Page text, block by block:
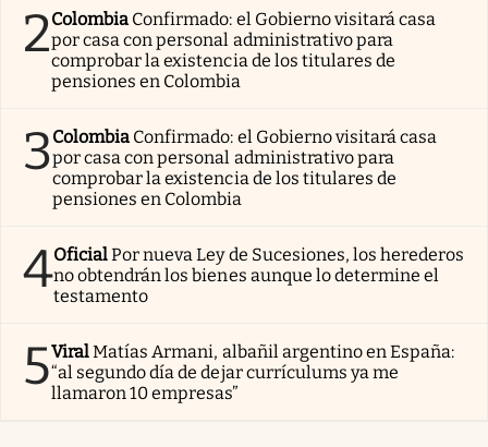
2Colombia Confirmado: el Gobierno visitará casa
por casa con personal administrativo para
comprobar la existencia de los titulares de
pensiones en Colombia
3Colombia Confirmado: el Gobierno visitará casa
por casa con personal administrativo para
comprobar la existencia de los titulares de
pensiones en Colombia
4OficialPor nueva Ley de Sucesiones, los herederos
no obtendrán los bienes aunque lo determine el
testamento
5ViralMatías Armani, albañil argentino en España:
“al segundo día de dejar currículums ya me
llamaron 10 empresas”